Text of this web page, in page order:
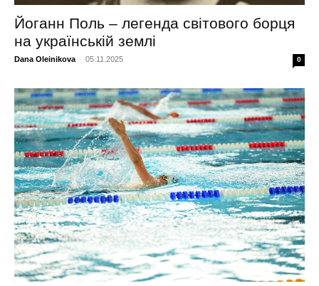
Йоганн Поль – легенда світового борця
на українській землі
Dana Oleinikova - 05.11.2025 0